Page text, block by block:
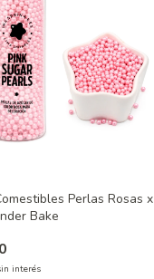
Perlas Rosas x
Bake
interés